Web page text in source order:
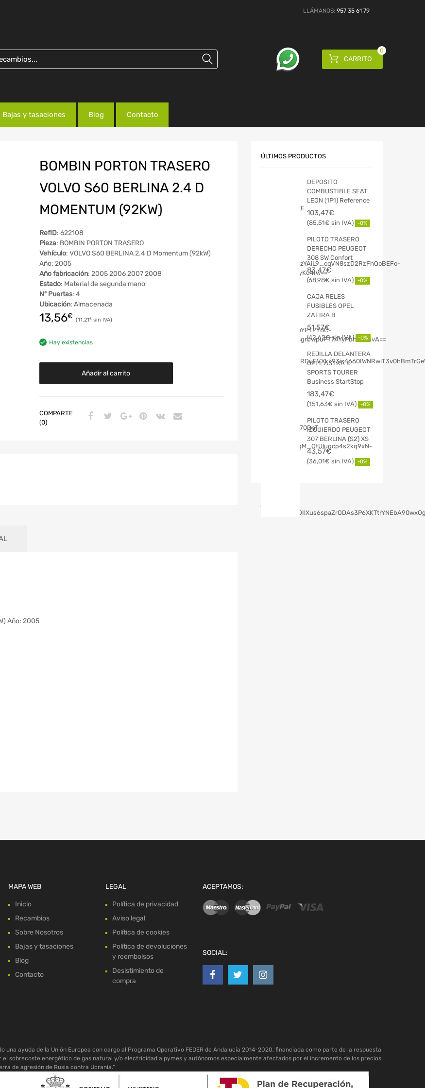
LLÁMANOS: 957 35 61 79
CARRITO
0
Bajas y tasaciones Blog Contacto
BOMBIN PORTON TRASERO
VOLVO S60 BERLINA 2.4 D
MOMENTUM (92KW)
RefID: 622108
Pieza: BOMBIN PORTON TRASERO
Vehículo: VOLVO S60 BERLINA 2.4 D Momentum (92kW)
Año: 2005
Año fabricación: 2005 2006 2007 2008
Estado: Material de segunda mano
Nº Puertas: 4
Ubicación: Almacenada
13,56€ 11,21€
Hay existencias
Añadir al carrito
COMPARTE
(0)
Año: 2005
ÚLTIMOS PRODUCTOS
DEPOSITO
COMBUSTIBLE SEAT
LEON (1P1) Reference
103,47€
85,51€ -0%
PILOTO TRASERO
DERECHO PEUGEOT
308 SW Confort
83,47€
68,98€ -0%
CAJA RELES
FUSIBLES OPEL
ZAFIRA B
51,57€
42,62€ -0%
REJILLA DELANTERA
OPEL ASTRA K
SPORTS TOURER
Business StartStop
183,47€
151,63€ -0%
PILOTO TRASERO
IZQUIERDO PEUGEOT
307 BERLINA (S2) XS
43,57€
36,01€ -0%
MAPA WEB
Inicio
Recambios
Sobre Nosotros
Bajas y tasaciones
Blog
Contacto
LEGAL
Política de privacidad
Aviso legal
Política de cookies
Política de devoluciones
y reembolsos
Desistimiento de
compra
ACEPTAMOS:
SOCIAL:
una ayuda de la Unión Europea con cargo al Programa Operativo FEDER de Andalucía 2014-2020, financiada como parte de la respuesta
el sobrecoste energético de gas natural y/o electricidad a pymes y autónomos especialmente afectados por el incremento de los precios
de agresión de Rusia contra Ucrania."